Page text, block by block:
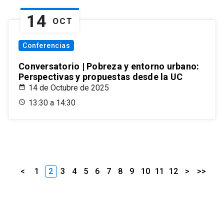
14 OCT
Conferencias
Conversatorio | Pobreza y entorno urbano:
Perspectivas y propuestas desde la UC
14 de Octubre de 2025
13:30 a 14:30
< 1 2 3 4 5 6 7 8 9 10 11 12 > >>